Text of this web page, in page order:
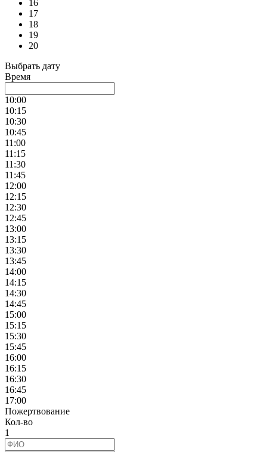
16
17
18
19
20
Выбрать дату
Время
10:00
10:15
10:30
10:45
11:00
11:15
11:30
11:45
12:00
12:15
12:30
12:45
13:00
13:15
13:30
13:45
14:00
14:15
14:30
14:45
15:00
15:15
15:30
15:45
16:00
16:15
16:30
16:45
17:00
Пожертвование
Кол-во
1